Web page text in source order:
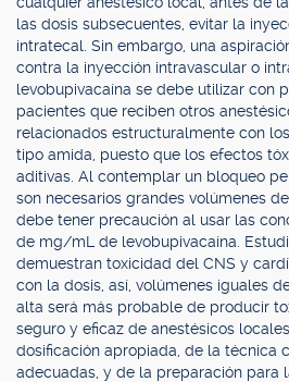
las dosis subsecuentes, evitar la
intratecal. Sin embargo, una
contra la inyección intravascular o
levobupivacaína se debe utilizar con
pacientes que reciben otros
relacionados estructuralmente con
tipo amida, puesto que los efectos
aditivas. Al contemplar un bloqueo
son necesarios grandes volúmenes
debe tener precaución al usar las
de mg/mL de levobupivacaína.
demuestran toxicidad del CNS y
con la dosis, así, volúmenes iguales
alta será más probable de producir
seguro y eficaz de anestésicos
dosificación apropiada, de la técnica
adecuadas, y de la preparación para